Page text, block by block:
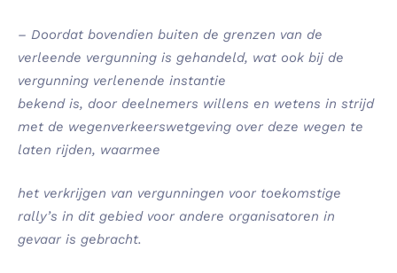
– Doordat bovendien buiten de grenzen van de
verleende vergunning is gehandeld, wat ook bij de
vergunning verlenende instantie
bekend is, door deelnemers willens en wetens in strijd
met de wegenverkeerswetgeving over deze wegen te
laten rijden, waarmee
het verkrijgen van vergunningen voor toekomstige
rally’s in dit gebied voor andere organisatoren in
gevaar is gebracht.